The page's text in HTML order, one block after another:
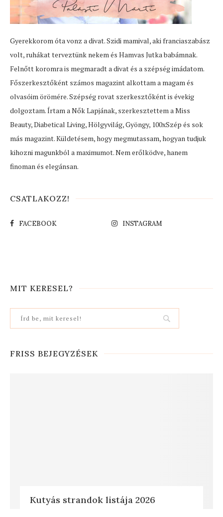
Gyerekkorom óta vonz a divat. Szidi mamival, aki franciaszabász
volt, ruhákat terveztünk nekem és Hamvas Jutka babámnak.
Felnőtt koromra is megmaradt a divat és a szépség imádatom.
Főszerkesztőként számos magazint alkottam a magam és
olvasóim örömére. Szépség rovat szerkesztőként is évekig
dolgoztam. Írtam a Nők Lapjának, szerkesztettem a Miss
Beauty, Diabetical Living, Hölgyvilág, Gyöngy, 100xSzép és sok
más magazint. Küldetésem, hogy megmutassam, hogyan tudjuk
kihozni magunkból a maximumot. Nem erőlködve, hanem
finoman és elegánsan.
CSATLAKOZZ!
FACEBOOK INSTAGRAM
MIT KERESEL?
FRISS BEJEGYZÉSEK
Kutyás strandok listája 2026